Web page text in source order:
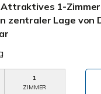
Attraktives 1-
zentraler Lage von
1
ZIMMER